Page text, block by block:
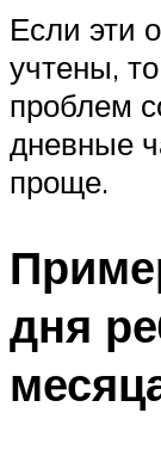
Если эти
учтены,
проблем
дневные
проще.
дня